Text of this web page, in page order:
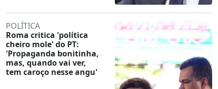
POLÍTICA
Roma critica 'política
cheiro mole' do PT:
'Propaganda bonitinha,
mas, quando vai ver,
tem caroço nesse angu'